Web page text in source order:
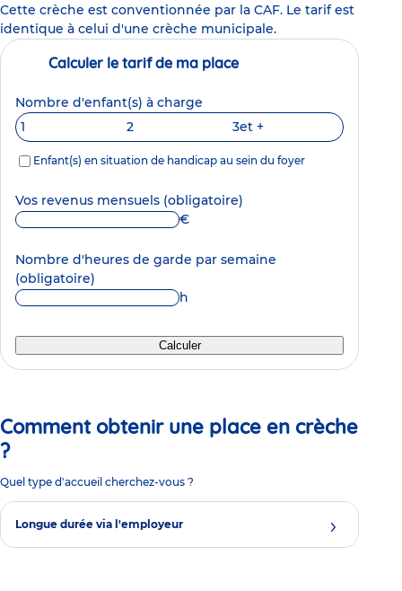
Cette crèche est conventionnée par la CAF. Le tarif est
identique à celui d'une crèche municipale.
Calculer le tarif de ma place
Nombre d'enfant(s) à charge
1
2 3et +
Enfant(s) en situation de handicap au sein du foyer
Vos revenus mensuels (obligatoire)
€
Nombre d'heures de garde par semaine
(obligatoire)
h
Calculer
Comment obtenir une place en crèche
?
Quel type d'accueil cherchez-vous ?
Longue durée via l'employeur